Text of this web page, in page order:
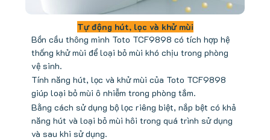
Tự động hút, lọc và khử mùi
Bồn cầu thông minh Toto TCF9898 có tích hợp hệ
thống khử mùi để loại bỏ mùi khó chịu trong phòng
vệ sinh.
Tính năng hút, lọc và khử mùi của Toto TCF9898
giúp loại bỏ mùi ô nhiễm trong phòng tắm.
Bằng cách sử dụng bộ lọc riêng biệt, nắp bệt có khả
năng hút và loại bỏ mùi hôi trong quá trình sử dụng
và sau khi sử dụng.